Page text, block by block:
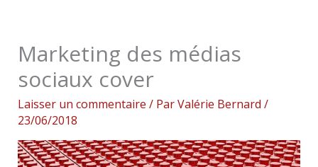
Marketing des médias
sociaux cover
Laisser un commentaire / ParValérie Bernard /
23/06/2018